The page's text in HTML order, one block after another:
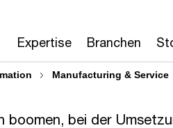
Expertise Branchen
Manufacturing & Service
boomen, bei der